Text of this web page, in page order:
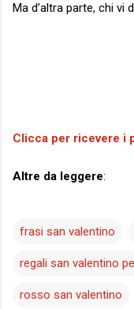
Ma d’altra parte, chi
Clicca per ricevere i
Altre da leggere:
frasi san valentino
regali san valentino
rosso san valentino